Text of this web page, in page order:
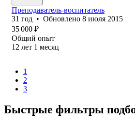
Преподаватель-воспитатель
31 год • Обновлено 8 июля 2015
35 000 ₽
Общий опыт
12 лет 1 месяц
1
2
3
Быстрые фильтры